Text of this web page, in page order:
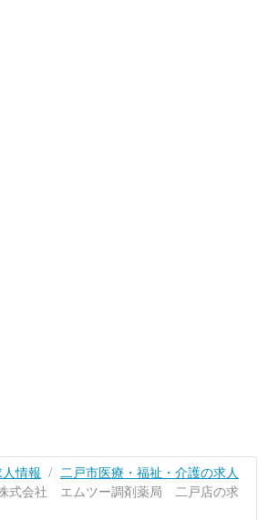
情報
二戸市医療・福祉・介護の求人
式会社 エムツー調剤薬局 二戸店の求